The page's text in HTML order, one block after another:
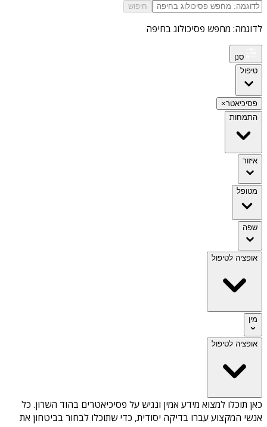
חיפוש
לדוגמה: מחפש פסיכולוג בחיפה
סנן
טיפול
פסיכיאטר×
התמחות
איזור
מטופל
שפה
אופציה לטיפול
מין
אופציה לטיפול
כאן תוכלו למצוא מידע אמין ונגיש על פסיכיאטרים בהוד השרון. כל
אנשי המקצוע עברו בדיקה יסודית, כדי שתוכלו לבחור בביטחון את